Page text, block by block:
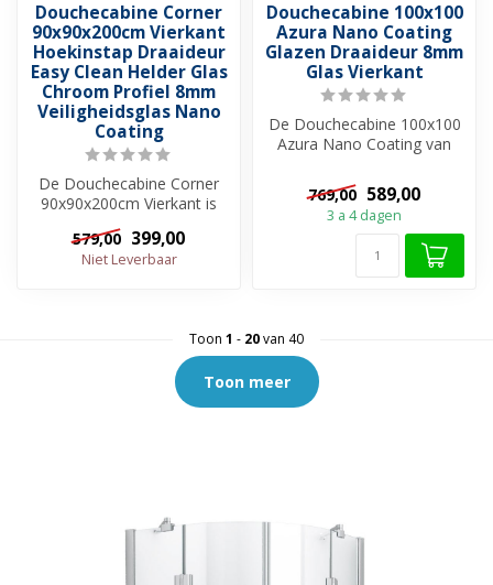
Douchecabine Corner
90x90x200cm Vierkant
Hoekinstap Draaideur
Easy Clean Helder Glas
Chroom Profiel 8mm
Veiligheidsglas Nano
Coating
De Douchecabine Corner
90x90x200cm Vierkant is
een mooie douchecabine
voor iede...
579,00 399,00
Niet Leverbaar
Douchecabine 100x100
Azura Nano Coating
Glazen Draaideur 8mm
Glas Vierkant
De Douchecabine 100x100
Azura Nano Coating van
compacte vier...
769,00 589,00
3 a 4 dagen
Toon 1 - 20van 40
Toon meer